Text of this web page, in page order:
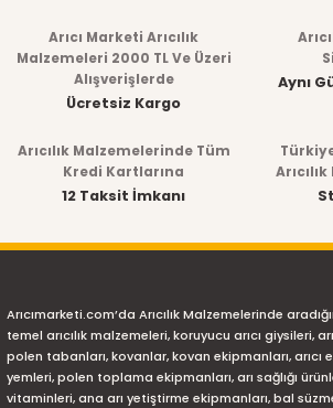
Arıcı Marketi Arıcılık
Malzemeleri 2000 TL Ve Üzeri
Alışverişlerde
Ücretsiz Kargo
Aynı
Arıcılık Malzemelerinde Tüm
Kredi Kartlarına
12 Taksit İmkanı
Arıcımarketi.com’da Arıcılık Malzemelerinde
temel arıcılık malzemeleri, koruyucu arıcı giysileri,
polen tabanları, kovanlar, kovan ekipmanları, arıcı
yemleri, polen toplama ekipmanları, arı sağlığı
vitaminleri, ana arı yetiştirme ekipmanları, bal